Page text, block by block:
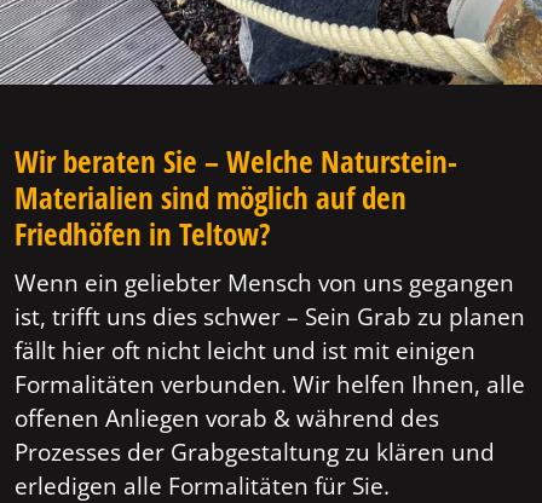
Wir beraten Sie – Welche Naturstein-
Materialien sind möglich auf den
Friedhöfen in Teltow?
Wenn ein geliebter Mensch von uns gegangen
ist, trifft uns dies schwer – Sein Grab zu planen
fällt hier oft nicht leicht und ist mit einigen
Formalitäten verbunden. Wir helfen Ihnen, alle
offenen Anliegen vorab & während des
Prozesses der Grabgestaltung zu klären und
erledigen alle Formalitäten für Sie.